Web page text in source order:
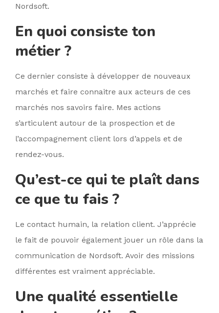
Nordsoft.
En quoi consiste ton
métier ?
Ce dernier consiste à développer de nouveaux
marchés et faire connaitre aux acteurs de ces
marchés nos savoirs faire. Mes actions
s’articulent autour de la prospection et de
l’accompagnement client lors d’appels et de
rendez-vous.
Qu’est-ce qui te plaît dans
ce que tu fais ?
Le contact humain, la relation client. J’apprécie
le fait de pouvoir également jouer un rôle dans la
communication de Nordsoft. Avoir des missions
différentes est vraiment appréciable.
Une qualité essentielle